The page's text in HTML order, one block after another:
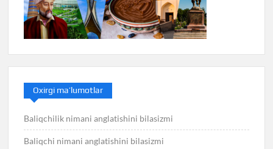
Oxirgi ma’lumotlar
Baliqchilik nimani anglatishini bilasizmi
Baliqchi nimani anglatishini bilasizmi